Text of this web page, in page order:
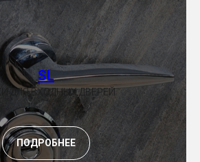
SL
ДЛЯ ВХОДНЫХ ДВЕРЕЙ
ПОДРОБНЕЕ